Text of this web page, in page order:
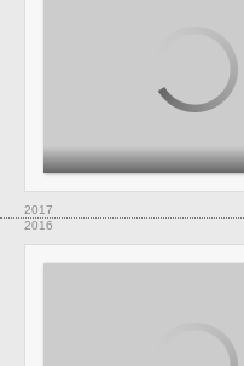
2017
2016